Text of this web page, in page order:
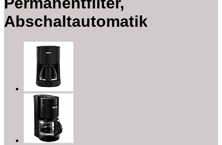
Abschaltautomatik